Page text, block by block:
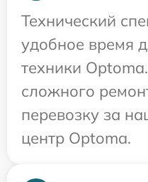
Технический
удобное время
техники
сложного
перевозку за
центр Optoma.